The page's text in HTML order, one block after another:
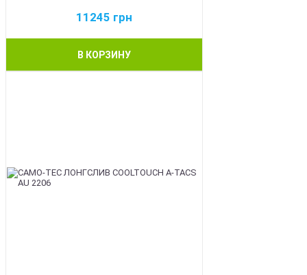
11245 грн
В КОРЗИНУ